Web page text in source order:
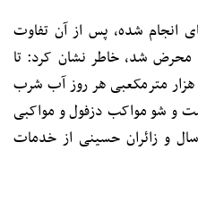
انجام شده، پس از آن تفاوت
شد، خاطر نشان کرد: تا
سال گذشته به وسیله یک تانکر ۲۰ هزار مترمکعبی هر روز آب شرب
و شو مواکب دزفول و مواکبی
و زائران حسینی از خدمات